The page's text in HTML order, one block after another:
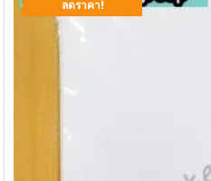
ลดราคา!